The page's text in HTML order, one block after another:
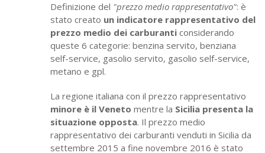
Definizione del "prezzo medio rappresentativo": è
stato creato un indicatore rappresentativo del
prezzo medio dei carburanti considerando
queste 6 categorie: benzina servito, benziana
self-service, gasolio servito, gasolio self-service,
metano e gpl.
La regione italiana con il prezzo rappresentativo
minore è il Veneto mentre la Sicilia presenta la
situazione opposta. Il prezzo medio
rappresentativo dei carburanti venduti in Sicilia da
settembre 2015 a fine novembre 2016 è stato